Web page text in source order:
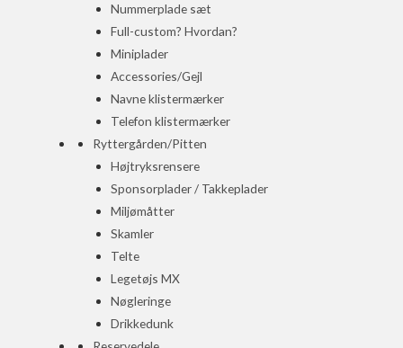
Nummerplade sæt
Full-custom? Hvordan?
Miniplader
Accessories/Gejl
Navne klistermærker
Telefon klistermærker
Ryttergården/Pitten
Højtryksrensere
Sponsorplader / Takkeplader
Miljømåtter
Skamler
Telte
Legetøjs MX
Nøgleringe
Drikkedunk